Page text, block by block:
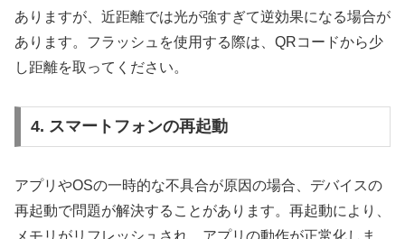
ありますが、近距離では光が強すぎて逆効果になる場合が
あります。フラッシュを使用する際は、QRコードから少
し距離を取ってください。
4. スマートフォンの再起動
アプリやOSの一時的な不具合が原因の場合、デバイスの
再起動で問題が解決することがあります。再起動により、